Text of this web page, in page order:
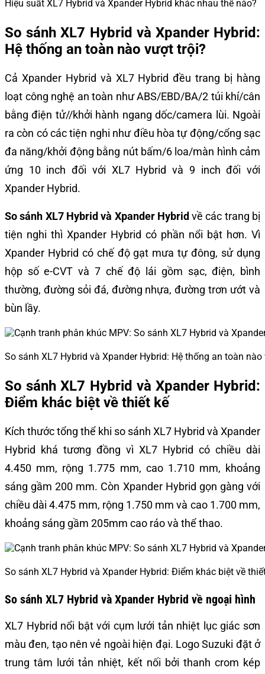
Hiệu suất XL7 Hybrid và Xpander Hybrid khác nhau thế nào?
So sánh XL7 Hybrid và Xpander Hybrid:
Hệ thống an toàn nào vượt trội?
Cả Xpander Hybrid và XL7 Hybrid đều trang bị hàng
loạt công nghệ an toàn như ABS/EBD/BA/2 túi khí/cân
bằng điện tử//khởi hành ngang dốc/camera lùi. Ngoài
ra còn có các tiện nghi như điều hòa tự động/cổng sạc
đa năng/khởi động bằng nút bấm/6 loa/màn hình cảm
ứng 10 inch đối với XL7 Hybrid và 9 inch đối với
Xpander Hybrid.
So sánh XL7 Hybrid và Xpander Hybrid về các trang bị
tiện nghi thì Xpander Hybrid có phần nổi bật hơn. Vì
Xpander Hybrid có chế độ gạt mưa tự đông, sử dụng
hộp số e-CVT và 7 chế độ lái gồm sạc, điện, bình
thường, đường sỏi đá, đường nhựa, đường trơn ướt và
bùn lầy.
So sánh XL7 Hybrid và Xpander Hybrid: Hệ thống an toàn
So sánh XL7 Hybrid và Xpander Hybrid:
Điểm khác biệt về thiết kế
Kích thước tổng thể khi so sánh XL7 Hybrid và Xpander
Hybrid khá tương đồng vì XL7 Hybrid có chiều dài
4.450 mm, rộng 1.775 mm, cao 1.710 mm, khoảng
sáng gầm 200 mm. Còn Xpander Hybrid gọn gàng với
chiều dài 4.475 mm, rộng 1.750 mm và cao 1.700 mm,
khoảng sáng gầm 205mm cao ráo và thể thao.
So sánh XL7 Hybrid và Xpander Hybrid: Điểm khác biệt về
So sánh XL7 Hybrid và Xpander Hybrid về ngoại hình
XL7 Hybrid nổi bật với cụm lưới tản nhiệt lục giác sơn
màu đen, tạo nên vẻ ngoài hiện đại. Logo Suzuki đặt ở
trung tâm lưới tản nhiệt, kết nối bởi thanh crom kép